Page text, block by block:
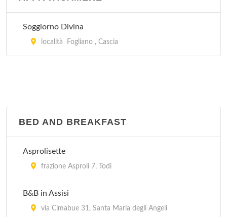
Ostello Internazionale per la Gioventù Mario
Spagnoli
Ostello per la Gioventù Pierantoni
via Pierantoni 23, Foligno
Ostello San Donato
Soggiorno Divina
località Fogliano , Cascia
BED AND BREAKFAST
Asprolisette
frazione Asproli 7, Todi
B&B in Assisi
via Cimabue 31, Santa Maria degli Angeli